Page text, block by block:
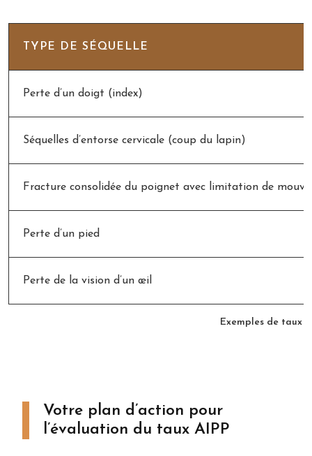
Exemples de taux
TYPE DE SÉQUELLE
Perte d’un doigt (index)
Séquelles d’entorse cervicale (coup du lapin)
Fracture consolidée du poignet avec limitation de
Perte d’un pied
Perte de la vision d’un œil
Votre plan d’action pour
l’évaluation du taux AIPP